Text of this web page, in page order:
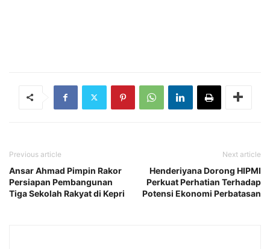
Previous article
Ansar Ahmad Pimpin Rakor
Persiapan Pembangunan
Tiga Sekolah Rakyat di Kepri
Next article
Henderiyana Dorong HIPMI
Perkuat Perhatian Terhadap
Potensi Ekonomi Perbatasan